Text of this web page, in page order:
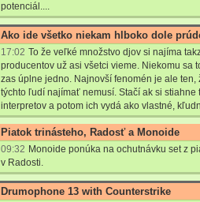
potenciál....
Ako ide všetko niekam hlboko dole
17:02 To že veľké množstvo djov si najíma
producentov už asi všetci vieme. Niekomu sa
zas úplne jedno. Najnovší fenomén je ale ten,
týchto ľudí najímať nemusí. Stačí ak si stiahne
interpretov a potom ich vydá ako vlastné,
Piatok trinásteho, Radosť a Monoide
09:32 Monoide ponúka na ochutnávku set z
v Radosti.
Drumophone 13 with Counterstrike